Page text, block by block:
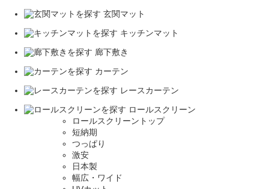
玄関マット
キッチンマット
廊下敷き
カーテン
レースカーテン
ロールスクリーン
ロールスクリーントップ
短納期
つっぱり
激安
日本製
幅広・ワイド